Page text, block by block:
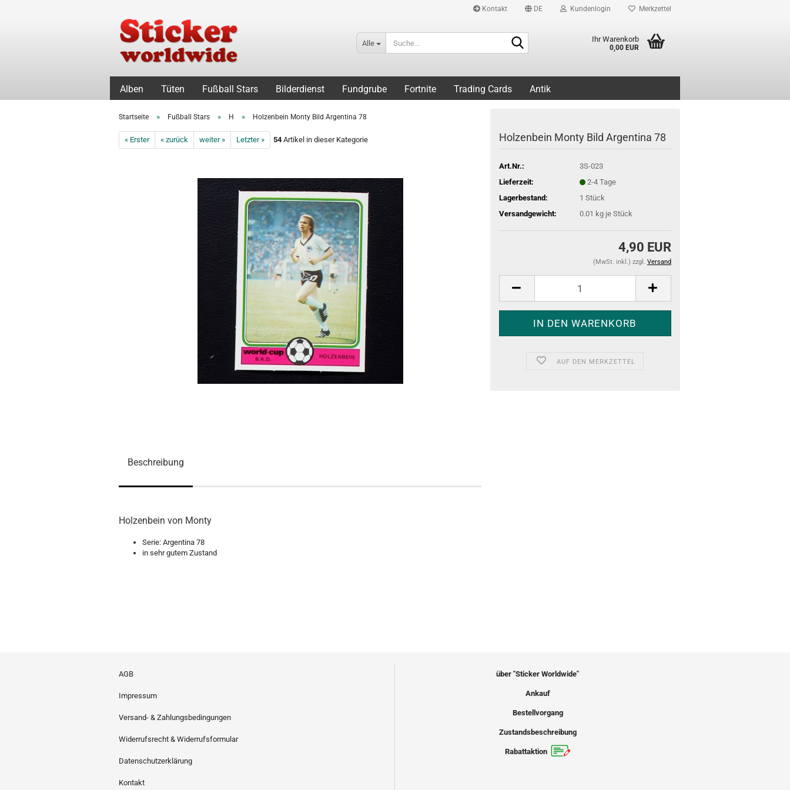
Kontakt DE Kundenlogin Merkzettel
Alle Ihr Warenkorb
0,00 EUR
Alben Tüten Fußball Stars Bilderdienst Fundgrube Fortnite Trading Cards Antik
Startseite » Fußball Stars » H » Holzenbein Monty Bild Argentina 78
« Erster « zurück weiter » Letzter » 54Artikel in dieser Kategorie Holzenbein Monty Bild Argentina 78
Art.Nr.:
3S-023
Lieferzeit:
2-4 Tage
Lagerbestand:
1 Stück
Versandgewicht:
0.01 kg je Stück
4,90 EUR
(MwSt. inkl.) zzgl. Versand
AUF DEN MERKZETTEL
Beschreibung
Holzenbein von Monty
Serie: Argentina 78
in sehr gutem Zustand
AGB
Impressum
Versand- & Zahlungsbedingungen
Widerrufsrecht & Widerrufsformular
Datenschutzerklärung
Kontakt
über "Sticker Worldwide"
Ankauf
Bestellvorgang
Zustandsbeschreibung
Rabattaktion